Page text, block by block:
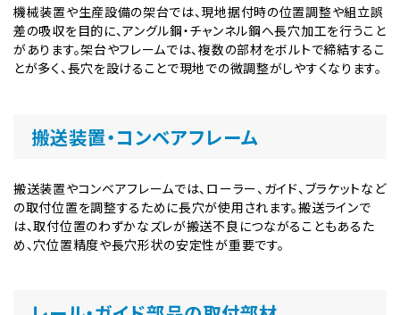
機械装置や生産設備の架台では、現地据付時の位置調整や組立誤
差の吸収を目的に、アングル鋼・チャンネル鋼へ長穴加工を行うこと
があります。架台やフレームでは、複数の部材をボルトで締結するこ
とが多く、長穴を設けることで現地での微調整がしやすくなります。
搬送装置・コンベアフレーム
搬送装置やコンベアフレームでは、ローラー、ガイド、ブラケットなど
の取付位置を調整するために長穴が使用されます。搬送ラインで
は、取付位置のわずかなズレが搬送不良につながることもあるた
め、穴位置精度や長穴形状の安定性が重要です。